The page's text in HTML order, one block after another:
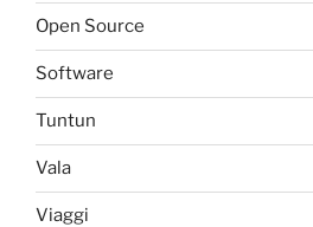
Open Source
Software
Tuntun
Vala
Viaggi